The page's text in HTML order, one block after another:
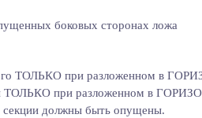
боковых сторонах ложа
ТОЛЬКО при разложенном в
ТОЛЬКО при разложенном в
секции должны быть опущены.